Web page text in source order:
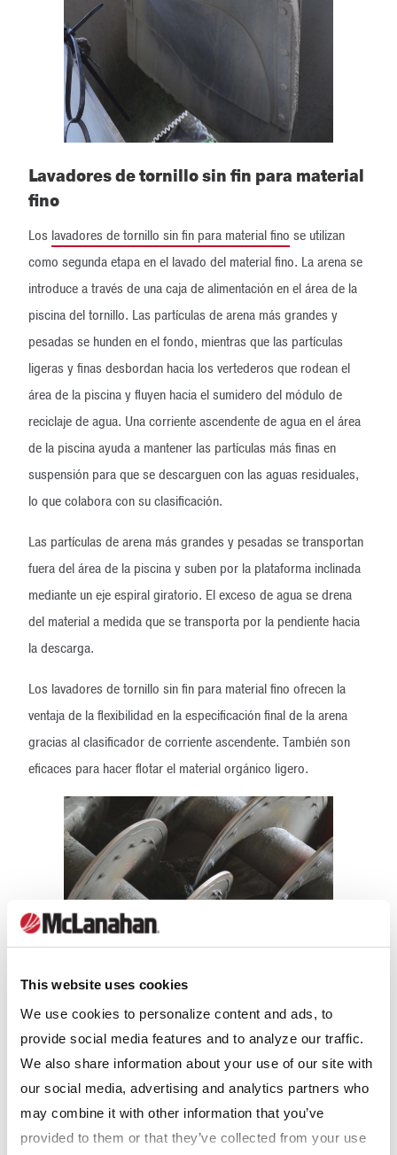
This website uses cookies
We use cookies to personalize content and ads, to
provide social media features and to analyze our traffic.
We also share information about your use of our site with
our social media, advertising and analytics partners who
may combine it with other information that you’ve
provided to them or that they’ve collected from your use
Lavadores de tornillo sin fin para material
fino
Los lavadores de tornillo sin fin para material fino se utilizan
como segunda etapa en el lavado del material fino. La arena se
introduce a través de una caja de alimentación en el área de la
piscina del tornillo. Las partículas de arena más grandes y
pesadas se hunden en el fondo, mientras que las partículas
ligeras y finas desbordan hacia los vertederos que rodean el
área de la piscina y fluyen hacia el sumidero del módulo de
reciclaje de agua. Una corriente ascendente de agua en el área
de la piscina ayuda a mantener las partículas más finas en
suspensión para que se descarguen con las aguas residuales,
lo que colabora con su clasificación.
Las partículas de arena más grandes y pesadas se transportan
fuera del área de la piscina y suben por la plataforma inclinada
mediante un eje espiral giratorio. El exceso de agua se drena
del material a medida que se transporta por la pendiente hacia
la descarga.
Los lavadores de tornillo sin fin para material fino ofrecen la
ventaja de la flexibilidad en la especificación final de la arena
gracias al clasificador de corriente ascendente. También son
eficaces para hacer flotar el material orgánico ligero.
Zarandas desaguadoras
Laszarandas desaguadorasse utilizan para eliminar el exceso
de humedad del material antes de su acopio. En un sistema de
recuperación de residuos de hidroexcavación, las zarandas
desaguadoras aceptan material de un lavador de tornillo sin fin
para material fino y descargan un producto de arena sin goteo.